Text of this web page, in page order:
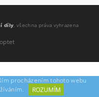
díly, všechna práva vyhrazena
procházením tohoto webu
ROZUMÍM